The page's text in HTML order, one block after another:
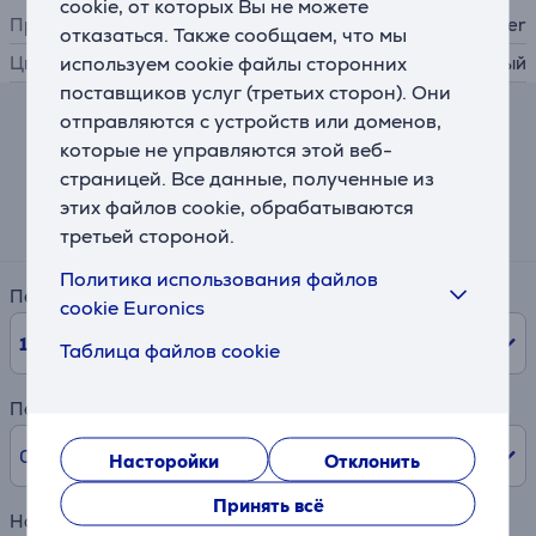
cookie, от которых Вы не можете
отказаться. Также сообщаем, что мы
используем cookie файлы сторонних
поставщиков услуг (третьих сторон). Они
отправляются с устройств или доменов,
которые не управляются этой веб-
страницей. Все данные, полученные из
этих файлов cookie, обрабатываются
третьей стороной.
Политика использования файлов
cookie Euronics
Таблица файлов cookie
Насторойки
Отклонить
Принять всё
Производитель
Thrustmaster
Цвет
алюминий, коричневый
Калькулятор лизинга и аренды
Примерный размер ежемесячного платежа
16 €
Период
10 мес.
Первый взнос
0% / 0,00 €
Наименование товара